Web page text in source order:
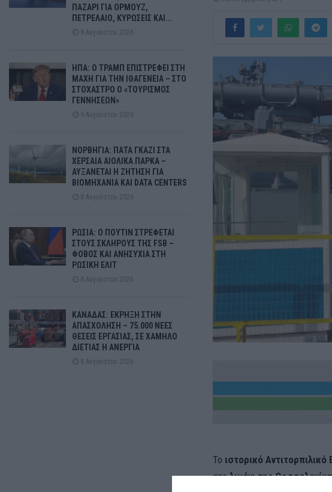
Το ιστορικό Αντιτορπιλικό
στολιμάνι της
ΠΑΖΑΡΙ ΓΙΑ ΟΡΜΟΥΖ,
ΠΕΤΡΕΛΑΙΟ, ΚΥΡΩΣΕΙΣ ΚΑΙ...
9 Αυγούστου 2026
ΗΠΑ: Ο ΤΡΑΜΠ ΕΠΙΣΤΡΕΦΕΙ ΣΤΗ
ΜΑΧΗ ΓΙΑ ΤΗΝ ΙΘΑΓΕΝΕΙΑ – ΣΤΟ
ΣΤΟΧΑΣΤΡΟ Ο «ΤΟΥΡΙΣΜΟΣ
ΓΕΝΝΗΣΕΩΝ»
9 Αυγούστου 2026
ΝΟΡΒΗΓΙΑ: ΠΑΤΑ ΓΚΑΖΙ ΣΤΑ
ΧΕΡΣΑΙΑ ΑΙΟΛΙΚΑ ΠΑΡΚΑ –
ΑΥΞΑΝΕΤΑΙ Η ΖΗΤΗΣΗ ΓΙΑ
ΒΙΟΜΗΧΑΝΙΑ ΚΑΙ DATA CENTERS
8 Αυγούστου 2026
ΡΩΣΙΑ: Ο ΠΟΥΤΙΝ ΣΤΡΕΦΕΤΑΙ
ΣΤΟΥΣ ΣΚΛΗΡΟΥΣ ΤΗΣ FSB –
ΦΟΒΟΣ ΚΑΙ ΑΝΗΣΥΧΙΑ ΣΤΗ
ΡΩΣΙΚΗ ΕΛΙΤ
8 Αυγούστου 2026
ΚΑΝΑΔΑΣ: ΕΚΡΗΞΗ ΣΤΗΝ
ΑΠΑΣΧΟΛΗΣΗ – 75.000 ΝΕΕΣ
ΘΕΣΕΙΣ ΕΡΓΑΣΙΑΣ, ΣΕ ΧΑΜΗΛΟ
ΔΙΕΤΙΑΣ Η ΑΝΕΡΓΙΑ
8 Αυγούστου 2026